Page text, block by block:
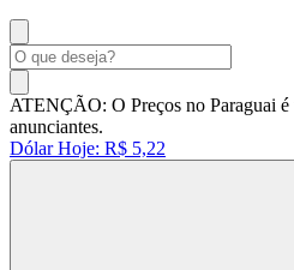
ATENÇÃO: O Preços no Paraguai é
anunciantes.
Dólar Hoje: R$ 5,22